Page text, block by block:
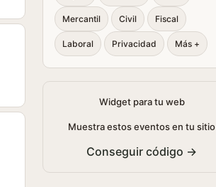
Mercantil Civil Fiscal
Laboral Privacidad Más +
Widget para tu web
Muestra estos eventos en tu sitio
Conseguir código →